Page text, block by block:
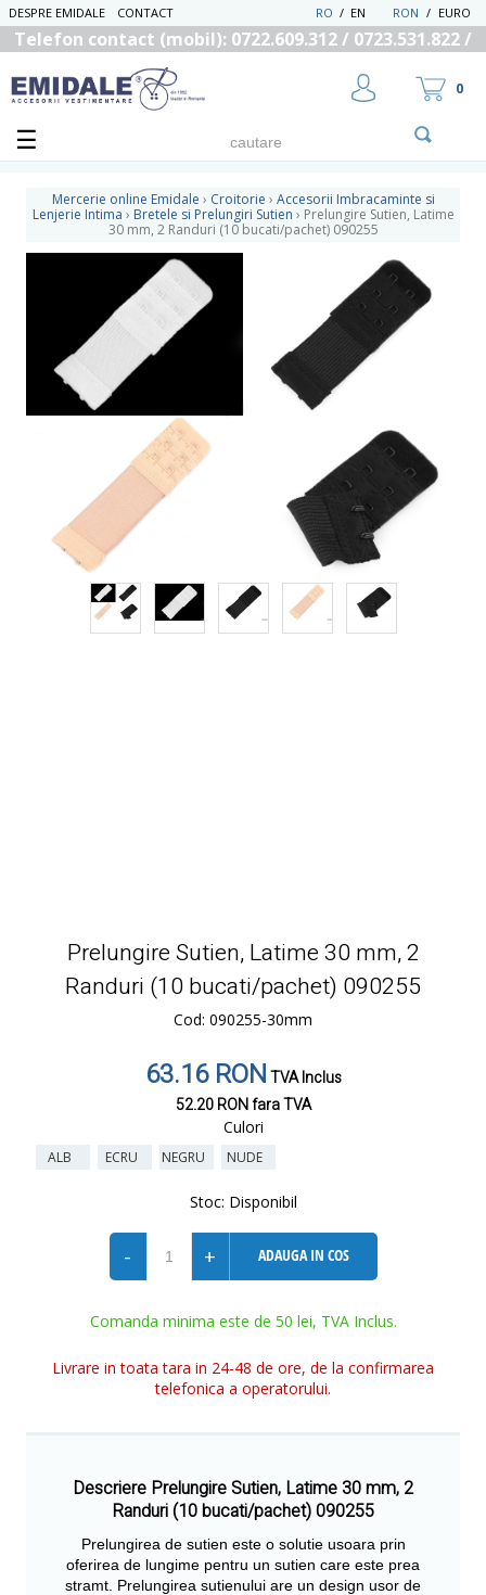
DESPRE EMIDALE CONTACT RON / EURO
EN
/
RO
Telefon contact (mobil): 0722.609.312 / 0723.531.822 /
UTILIZATOR NOU
RECUPEREAZA PAROLA
0
Mercerie online Emidale › Croitorie › Accesorii Imbracaminte si
Lenjerie Intima › Bretele si Prelungiri Sutien › Prelungire Sutien, Latime
30 mm, 2 Randuri (10 bucati/pachet) 090255
Prelungire Sutien, Latime 30 mm, 2
Randuri (10 bucati/pachet) 090255
Cod: 090255-30mm
63.16 RONTVA Inclus
52.20 RONfara TVA
Culori
ALB ECRU NEGRU NUDE
Stoc: Disponibil
- + ADAUGA IN COS
Comanda minima este de 50 lei, TVA Inclus.
Livrare in toata tara in 24-48 de ore, de la confirmarea
telefonica a operatorului.
Descriere Prelungire Sutien, Latime 30 mm, 2
Randuri (10 bucati/pachet) 090255
Prelungirea de sutien este o solutie usoara prin
oferirea de lungime pentru un sutien care este prea
stramt. Prelungirea sutienului are un design usor de